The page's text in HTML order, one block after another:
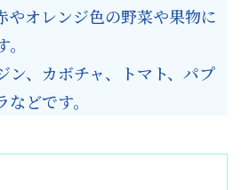
やオレンジ色の野菜や果物に
ン、カボチャ、トマト、パプ
どです。